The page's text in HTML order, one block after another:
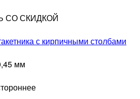
СО СКИДКОЙ
с кирпичными столбами
мм